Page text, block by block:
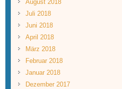
August 2018
Juli 2018
Juni 2018
April 2018
März 2018
Februar 2018
Januar 2018
Dezember 2017